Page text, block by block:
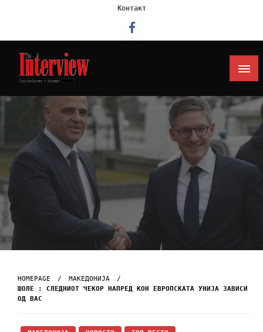
Контакт
Интервју
HOMEPAGE
МАКЕДОНИЈА
ШОЛЕ : СЛЕДНИОТ ЧЕКОР НАПРЕД КОН ЕВРОПСКАТА УНИЈА ЗАВИСИ
ОД ВАС